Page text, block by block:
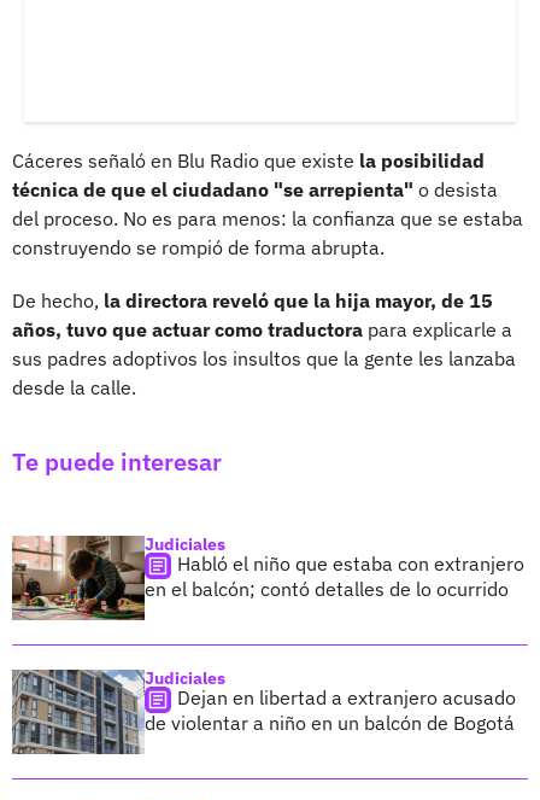
Cáceres señaló en Blu Radio que existe la posibilidad
técnica de que el ciudadano "se arrepienta" o desista
del proceso. No es para menos: la confianza que se estaba
construyendo se rompió de forma abrupta.
De hecho, la directora reveló que la hija mayor, de 15
años, tuvo que actuar como traductora para explicarle a
sus padres adoptivos los insultos que la gente les lanzaba
desde la calle.
Te puede interesar
Judiciales
Habló el niño que estaba con extranjero
en el balcón; contó detalles de lo ocurrido
Judiciales
Dejan en libertad a extranjero acusado
de violentar a niño en un balcón de Bogotá